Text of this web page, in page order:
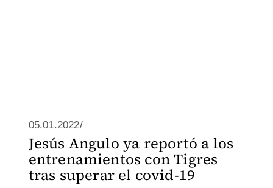
05.01.2022/
Jesús Angulo ya reportó a los
entrenamientos con Tigres
tras superar el covid-19